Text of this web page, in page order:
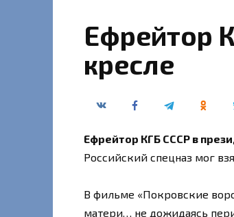
Ефрейтор
кресле
Ефрейтор КГБ СССР в
Российский спецназ мог
В фильме «Покровские
матери… не дожидаясь